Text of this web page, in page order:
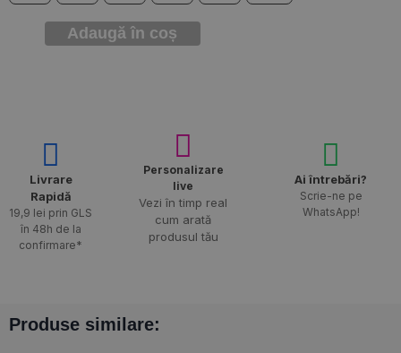
Adaugă în coș
Livrare
Rapidă​
19,9 lei prin GLS
în 48h de la
confirmare*
Personalizare
live
Vezi în timp real
cum arată
produsul tău
Ai întrebări?
Scrie-ne pe
WhatsApp!
Produse similare: